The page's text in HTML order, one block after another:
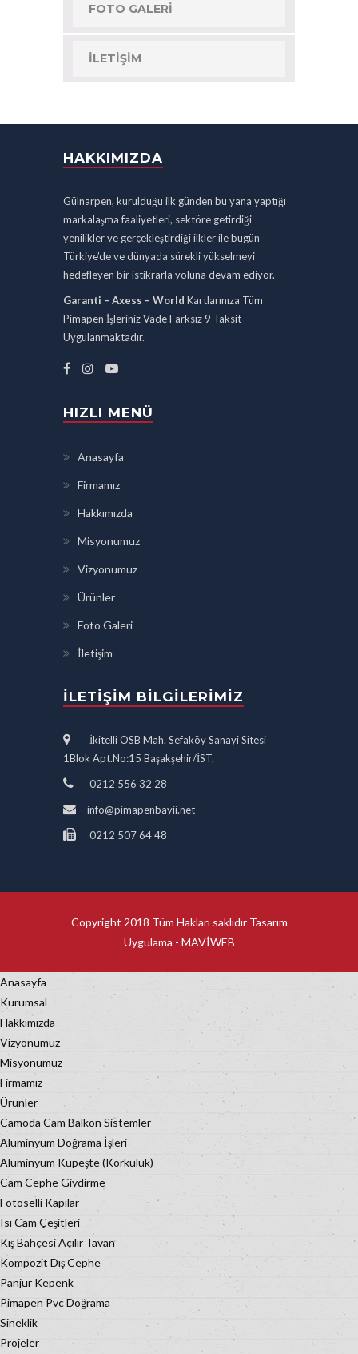
FOTO GALERI
İLETIŞIM
HAKKIMIZDA
Gülnarpen, kurulduğu ilk günden bu yana yaptığı
markalaşma faaliyetleri, sektöre getirdiği
yenilikler ve gerçekleştirdiği ilkler ile bugün
Türkiye’de ve dünyada sürekli yükselmeyi
hedefleyen bir istikrarla yoluna devam ediyor.
Garanti – Axess – World Kartlarınıza Tüm
Pimapen İşleriniz Vade Farksız 9 Taksit
Uygulanmaktadır.
HIZLI MENÜ
Anasayfa
Firmamız
Hakkımızda
Misyonumuz
Vizyonumuz
Ürünler
Foto Galeri
İletişim
İLETIŞIM BILGILERIMIZ
İkitelli OSB Mah. Sefaköy Sanayi Sitesi
1Blok Apt.No:15 Başakşehir/İST.
0212 556 32 28
info@pimapenbayii.net
0212 507 64 48
Copyright 2018 Tüm Hakları saklıdır Tasarım
Uygulama - MAVİWEB
Anasayfa
Kurumsal
Hakkımızda
Vizyonumuz
Misyonumuz
Firmamız
Ürünler
Camoda Cam Balkon Sistemler
Alüminyum Doğrama İşleri
Alüminyum Küpeşte (Korkuluk)
Cam Cephe Giydirme
Fotoselli Kapılar
Isı Cam Çeşitleri
Kış Bahçesi Açılır Tavan
Kompozit Dış Cephe
Panjur Kepenk
Pimapen Pvc Doğrama
Sineklik
Projeler